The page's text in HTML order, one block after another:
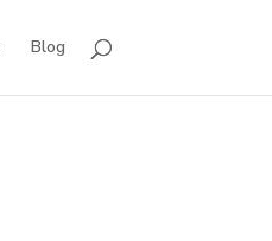
Blog